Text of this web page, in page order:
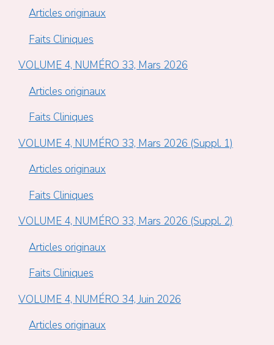
Articles originaux
Faits Cliniques
VOLUME 4, NUMÉRO 33, Mars 2026
Articles originaux
Faits Cliniques
VOLUME 4, NUMÉRO 33, Mars 2026 (Suppl. 1)
Articles originaux
Faits Cliniques
VOLUME 4, NUMÉRO 33, Mars 2026 (Suppl. 2)
Articles originaux
Faits Cliniques
VOLUME 4, NUMÉRO 34, Juin 2026
Articles originaux